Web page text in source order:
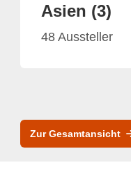
Asien (3)
48 Aussteller
Zur Gesamtansicht